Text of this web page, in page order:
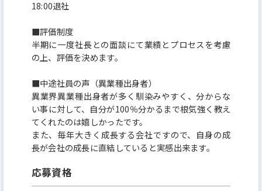
18:00退社
■評価制度
半期に一度社長との面談にて業績とプロセスを考慮
の上、評価を決めます。
■中途社員の声（異業種出身者）
異業界異業種出身者が多く馴染みやすく、分からな
い事に対して、自分が100％分かるまで根気強く教え
てくれたのは嬉しかったです。
また、毎年大きく成長する会社ですので、自身の成
長が会社の成長に直結していると実感出来ます。
応募資格